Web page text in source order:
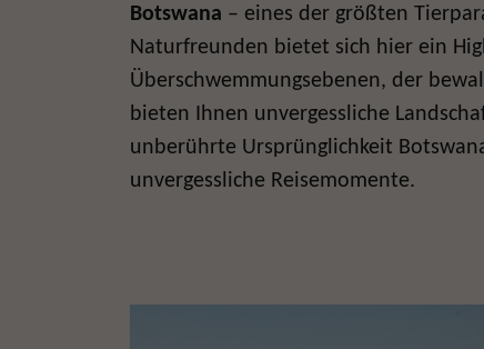
Botswana – eines der größten
Naturfreunden bietet sich hier ein
Überschwemmungsebenen, der
bieten Ihnen unvergessliche
unberührte Ursprünglichkeit
unvergessliche Reisemomente.